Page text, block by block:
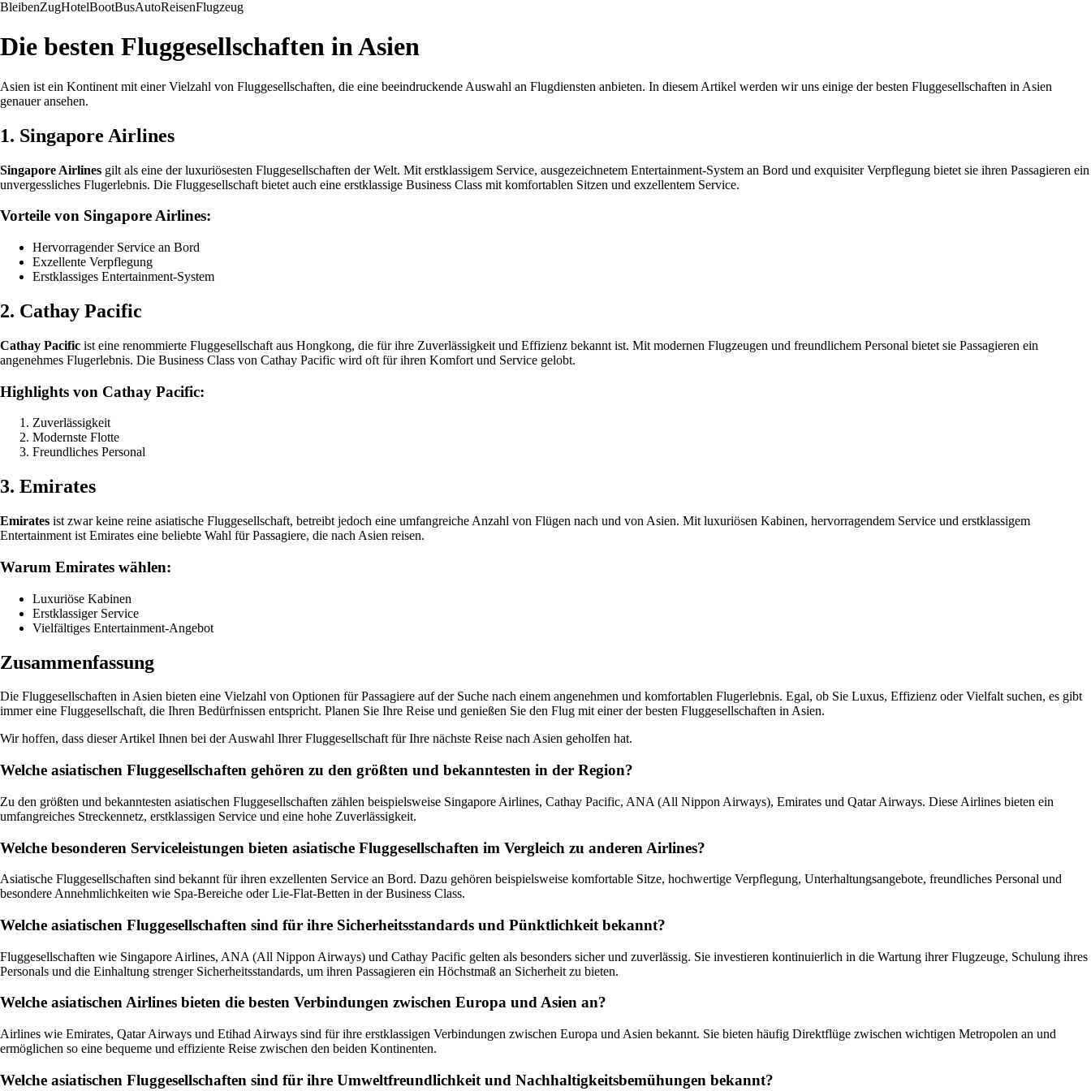
BleibenZugHotelBootBusAutoReisenFlugzeug
Die besten Fluggesellschaften in Asien
Asien ist ein Kontinent mit einer Vielzahl von Fluggesellschaften, die eine beeindruckende Auswahl an Flugdiensten anbieten. In diesem Artikel werden wir uns einige der besten Fluggesellschaften in Asien
genauer ansehen.
1. Singapore Airlines
Singapore Airlines gilt als eine der luxuriösesten Fluggesellschaften der Welt. Mit erstklassigem Service, ausgezeichnetem Entertainment-System an Bord und exquisiter Verpflegung bietet sie ihren Passagieren ein
unvergessliches Flugerlebnis. Die Fluggesellschaft bietet auch eine erstklassige Business Class mit komfortablen Sitzen und exzellentem Service.
Vorteile von Singapore Airlines:
Hervorragender Service an Bord
Exzellente Verpflegung
Erstklassiges Entertainment-System
2. Cathay Pacific
Cathay Pacific ist eine renommierte Fluggesellschaft aus Hongkong, die für ihre Zuverlässigkeit und Effizienz bekannt ist. Mit modernen Flugzeugen und freundlichem Personal bietet sie Passagieren ein
angenehmes Flugerlebnis. Die Business Class von Cathay Pacific wird oft für ihren Komfort und Service gelobt.
Highlights von Cathay Pacific:
Zuverlässigkeit
Modernste Flotte
Freundliches Personal
3. Emirates
Emirates ist zwar keine reine asiatische Fluggesellschaft, betreibt jedoch eine umfangreiche Anzahl von Flügen nach und von Asien. Mit luxuriösen Kabinen, hervorragendem Service und erstklassigem
Entertainment ist Emirates eine beliebte Wahl für Passagiere, die nach Asien reisen.
Warum Emirates wählen:
Luxuriöse Kabinen
Erstklassiger Service
Vielfältiges Entertainment-Angebot
Zusammenfassung
Die Fluggesellschaften in Asien bieten eine Vielzahl von Optionen für Passagiere auf der Suche nach einem angenehmen und komfortablen Flugerlebnis. Egal, ob Sie Luxus, Effizienz oder Vielfalt suchen, es gibt
immer eine Fluggesellschaft, die Ihren Bedürfnissen entspricht. Planen Sie Ihre Reise und genießen Sie den Flug mit einer der besten Fluggesellschaften in Asien.
Wir hoffen, dass dieser Artikel Ihnen bei der Auswahl Ihrer Fluggesellschaft für Ihre nächste Reise nach Asien geholfen hat.
Welche asiatischen Fluggesellschaften gehören zu den größten und bekanntesten in der Region?
Zu den größten und bekanntesten asiatischen Fluggesellschaften zählen beispielsweise Singapore Airlines, Cathay Pacific, ANA (All Nippon Airways), Emirates und Qatar Airways. Diese Airlines bieten ein
umfangreiches Streckennetz, erstklassigen Service und eine hohe Zuverlässigkeit.
Welche besonderen Serviceleistungen bieten asiatische Fluggesellschaften im Vergleich zu anderen Airlines?
Asiatische Fluggesellschaften sind bekannt für ihren exzellenten Service an Bord. Dazu gehören beispielsweise komfortable Sitze, hochwertige Verpflegung, Unterhaltungsangebote, freundliches Personal und
besondere Annehmlichkeiten wie Spa-Bereiche oder Lie-Flat-Betten in der Business Class.
Welche asiatischen Fluggesellschaften sind für ihre Sicherheitsstandards und Pünktlichkeit bekannt?
Fluggesellschaften wie Singapore Airlines, ANA (All Nippon Airways) und Cathay Pacific gelten als besonders sicher und zuverlässig. Sie investieren kontinuierlich in die Wartung ihrer Flugzeuge, Schulung ihres
Personals und die Einhaltung strenger Sicherheitsstandards, um ihren Passagieren ein Höchstmaß an Sicherheit zu bieten.
Welche asiatischen Airlines bieten die besten Verbindungen zwischen Europa und Asien an?
Airlines wie Emirates, Qatar Airways und Etihad Airways sind für ihre erstklassigen Verbindungen zwischen Europa und Asien bekannt. Sie bieten häufig Direktflüge zwischen wichtigen Metropolen an und
ermöglichen so eine bequeme und effiziente Reise zwischen den beiden Kontinenten.
Welche asiatischen Fluggesellschaften sind für ihre Umweltfreundlichkeit und Nachhaltigkeitsbemühungen bekannt?